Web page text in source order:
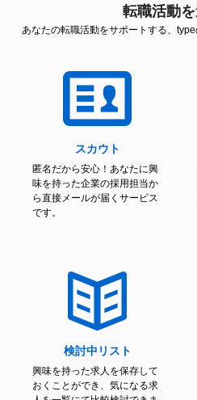
転職活動
あなたの転職活動をサポートする、type
スカウト
匿名だから安心！あなたに興
味を持った企業の採用担当か
ら直接メールが届くサービス
です。
検討中リスト
興味を持った求人を保存して
おくことができ、気になる求